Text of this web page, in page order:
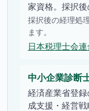
家資格。採択後
採択後の経理処
ます。
日本税理士会
中小企業診断
経済産業省登
成支援・経営戦